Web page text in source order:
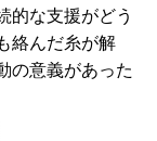
的な支援がどう
絡んだ糸が解
の意義があった